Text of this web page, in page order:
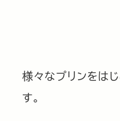
様々なプリンをは
す。